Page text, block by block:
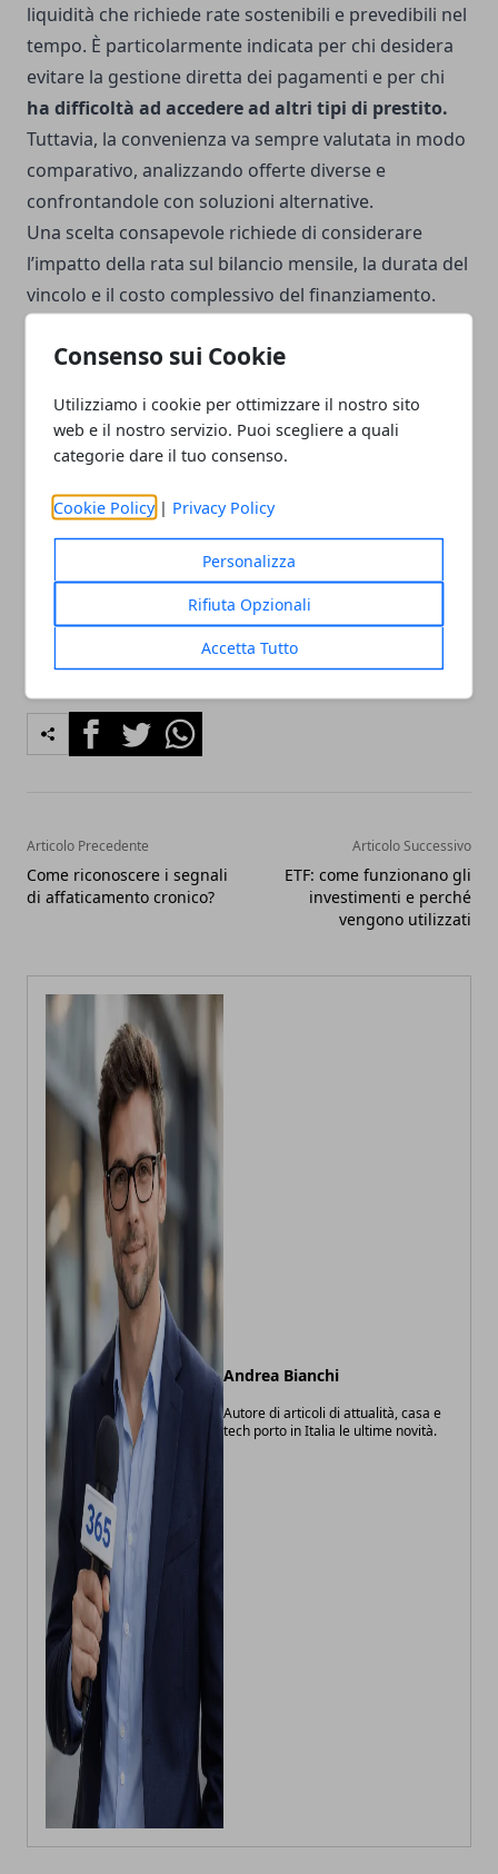
Consenso sui Cookie
Utilizziamo i cookie per ottimizzare il nostro sito
web e il nostro servizio. Puoi scegliere a quali
categorie dare il tuo consenso.
Cookie Policy | Privacy Policy
Personalizza
Rifiuta Opzionali
Accetta Tutto
liquidità che richiede rate sostenibili e prevedibili nel
tempo. È particolarmente indicata per chi desidera
evitare la gestione diretta dei pagamenti e per chi
ha difficoltà ad accedere ad altri tipi di prestito.
Tuttavia, la convenienza va sempre valutata in modo
comparativo, analizzando offerte diverse e
confrontandole con soluzioni alternative.
Una scelta consapevole richiede di considerare
l’impatto della rata sul bilancio mensile, la durata del
vincolo e il costo complessivo del finanziamento.
inserire la cessione del quinto in una strategia
Questo strumento, se utilizzato con criterio, può
rappresentare una soluzione funzionale, ma solo
capacità di sostenere l’impegno nel tempo.
FacebookTwitterWhatsapp
Articolo Precedente
Come riconoscere i segnali
di affaticamento cronico?
Articolo Successivo
ETF: come funzionano gli
investimenti e perché
vengono utilizzati
Andrea Bianchi
Autore di articoli di attualità, casa e
tech porto in Italia le ultime novità.